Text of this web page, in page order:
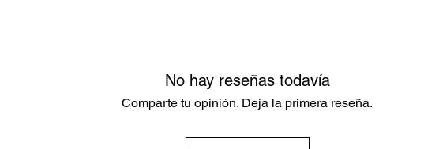
No hay reseñas todavía
Comparte tu opinión. Deja la primera reseña.